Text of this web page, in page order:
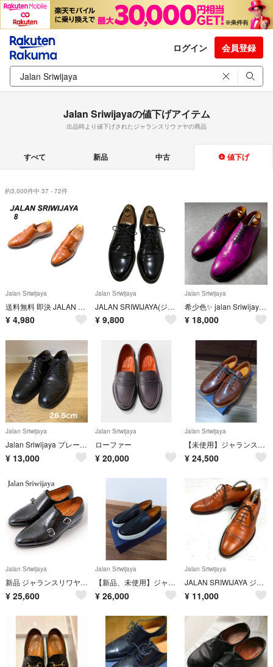
ログイン 会員登録
Jalan Sriwijayaの値下げアイテム
出品時より値下げされたジャランスリウァヤの商品
すべて 新品 中古 値下げ
約3,000件中 37 - 72件
Jalan Sriwijaya
送料無料 即決 JALAN SRIWIJAYA 8 98374 11120 メンズ レザーシューズ モンクストラップ 茶 革靴
¥ 4,980
Jalan Sriwijaya
JALAN SRIWIJAYA(ジャランスリウァヤ) UK7 ボルドー
¥ 9,800
Jalan Sriwijaya
希少色✨️ jalan Sriwijaya セミブローグ パティーヌ 革靴 紫
¥ 18,000
Jalan Sriwijaya
Jalan Sriwijaya プレーントゥシューズ / ダイナイトソール
¥ 13,000
Jalan Sriwijaya
ローファー
¥ 20,000
Jalan Sriwijaya
【未使用】ジャランスリワヤ99081 UK7.5 ライトブラウン ビブラムソール
¥ 24,500
Jalan Sriwijaya
新品 ジャランスリワヤ ダブルモンク グリーンレーベルリラクシング 別注 40黒
¥ 25,600
Jalan Sriwijaya
【新品、未使用】ジャランスリワヤ 41 スニーカー ブラック ビブラムソール
¥ 26,000
Jalan Sriwijaya
JALAN SRIWIJAYA ジャランスリワァヤ 内羽根 ストレートチップ 茶
¥ 11,000